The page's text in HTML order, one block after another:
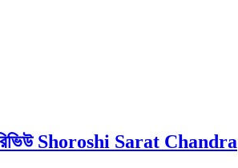
| রিভিউ Shoroshi Sarat Chandra